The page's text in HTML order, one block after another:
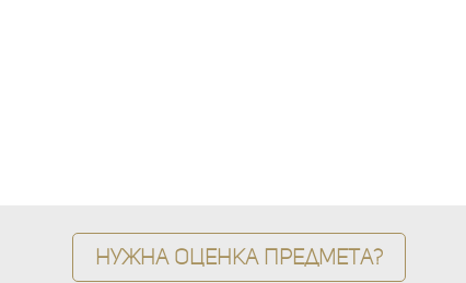
Нужна оценка предмета?